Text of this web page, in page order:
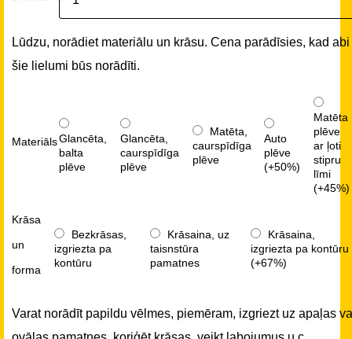
Lūdzu, norādiet materiālu un krāsu. Cena parādīsies, kad abi
šie lielumi būs norādīti.
MateriālsGlancēta,
balta
plēve
Glancēta,
caurspīdīga
plēve
Matēta,
caurspīdīga
plēve
Auto
plēve
(+50%)
Matēta
plēve
ar ļoti
stipru
līmi
(+45%)
Krāsa
un
forma
Bezkrāsas,
izgriezta pa
kontūru
Krāsaina, uz
taisnstūra
pamatnes
Krāsaina,
izgriezta pa kontūru
(+67%)
Varat norādīt papildu vēlmes, piemēram, izgriezt uz apaļas